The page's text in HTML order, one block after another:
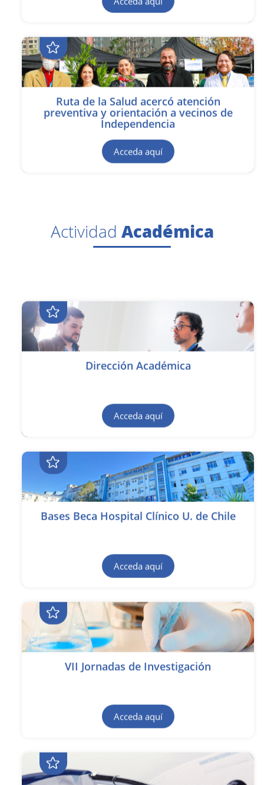
Ruta de la Salud acercó atención
preventiva y orientación a vecinos de
Independencia
Acceda aquí
Actividad Académica
Dirección Académica
Acceda aquí
Bases Beca Hospital Clínico U. de Chile
Acceda aquí
VII Jornadas de Investigación
Acceda aquí